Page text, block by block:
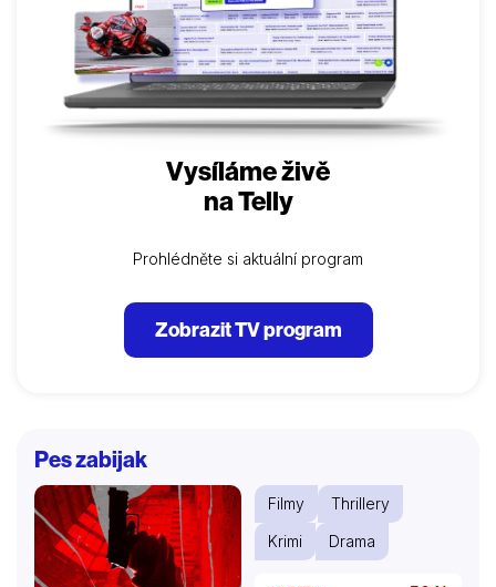
Vysíláme živě
na Telly
Prohlédněte si aktuální program
Zobrazit TV program
Pes zabijak
Filmy
Thrillery
Krimi
Drama